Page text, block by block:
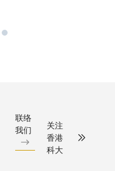
联络
我们
关注
香港
科大